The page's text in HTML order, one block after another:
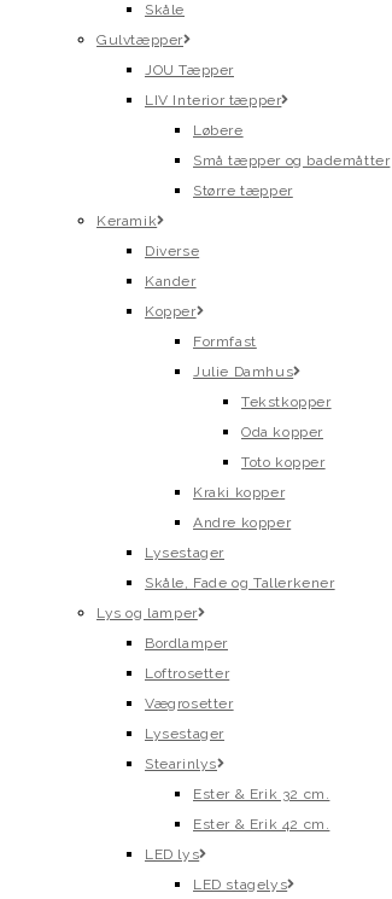
Skåle
Gulvtæpper
JOU Tæpper
LIV Interior tæpper
Løbere
Små tæpper og bademåtter
Større tæpper
Keramik
Diverse
Kander
Kopper
Formfast
Julie Damhus
Tekstkopper
Oda kopper
Toto kopper
Kraki kopper
Andre kopper
Lysestager
Skåle, Fade og Tallerkener
Lys og lamper
Bordlamper
Loftrosetter
Vægrosetter
Lysestager
Stearinlys
Ester & Erik 32 cm.
Ester & Erik 42 cm.
LED lys
LED stagelys